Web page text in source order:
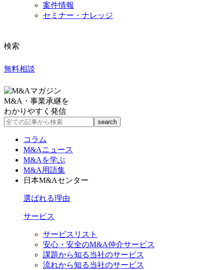
案件情報
セミナー・ナレッジ
検索
無料相談
M&A・事業承継を
わかりやすく発信
コラム
M&Aニュース
M&Aを学ぶ
M&A用語集
日本M&Aセンター
選ばれる理由
サービス
サービスリスト
安心・安全のM&A仲介サービス
課題から知る当社のサービス
流れから知る当社のサービス